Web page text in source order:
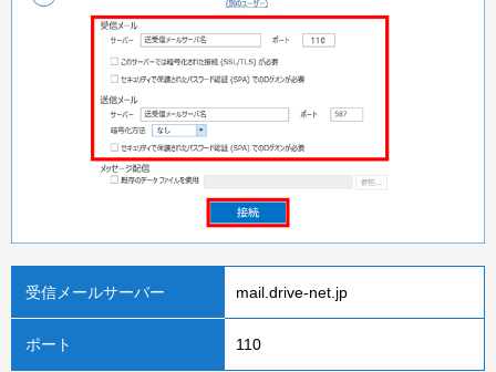
受信メールサーバー mail.drive-net.jp
ポート 110